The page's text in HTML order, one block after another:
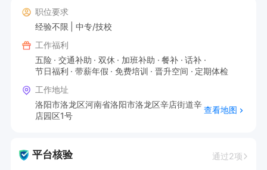
职位要求
经验不限
中专/技校
工作福利
五险
交通补助 双休 加班补助 餐补
话补
节日福利
带薪年假 免费培训 晋升空间
定期体检
工作地址
洛阳市洛龙区河南省洛阳市洛龙区辛店街道辛
店园区1号
查看地图
平台核验 通过2项